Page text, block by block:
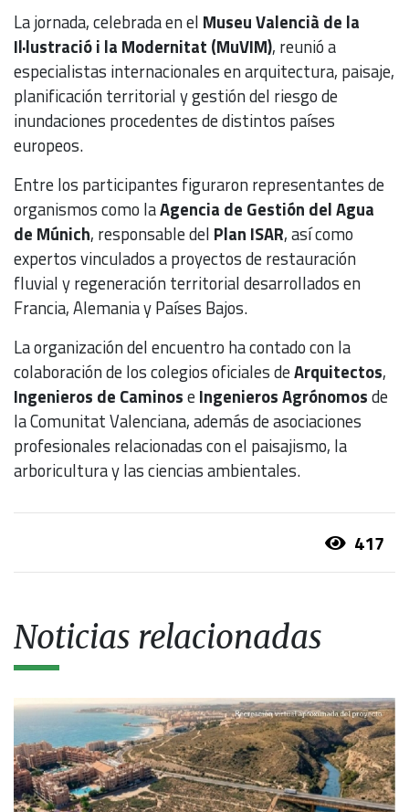
La jornada, celebrada en el Museu Valencià de la
Il·lustració i la Modernitat (MuVIM), reunió a
especialistas internacionales en arquitectura, paisaje,
planificación territorial y gestión del riesgo de
inundaciones procedentes de distintos países
europeos.
Entre los participantes figuraron representantes de
organismos como laAgencia de Gestión del Agua
de Múnich, responsable del Plan ISAR, así como
expertos vinculados a proyectos de restauración
fluvial y regeneración territorial desarrollados en
Francia, Alemania y Países Bajos.
La organización del encuentro ha contado con la
colaboración de los colegios oficiales deArquitectos,
Ingenieros de CaminoseIngenieros Agrónomosde
la Comunitat Valenciana, además de asociaciones
profesionales relacionadas con el paisajismo, la
arboricultura y las ciencias ambientales.
417
Noticias relacionadas